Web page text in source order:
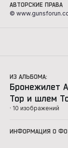
АВТОРСКИЕ ПРАВА
©
ИЗ АЛЬБОМА:
Бронежилет
Тор и шлем
· 10 изображений
ИНФОРМАЦИЯ О